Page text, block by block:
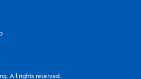
All rights reserved.